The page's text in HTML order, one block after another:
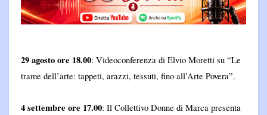
29 agosto ore 18.00: Videoconferenza di Elvio Moretti su “Le
trame dell’arte: tappeti, arazzi, tessuti, fino all’Arte Povera”.
4 settembre ore 17.00: Il Collettivo Donne di Marca presenta